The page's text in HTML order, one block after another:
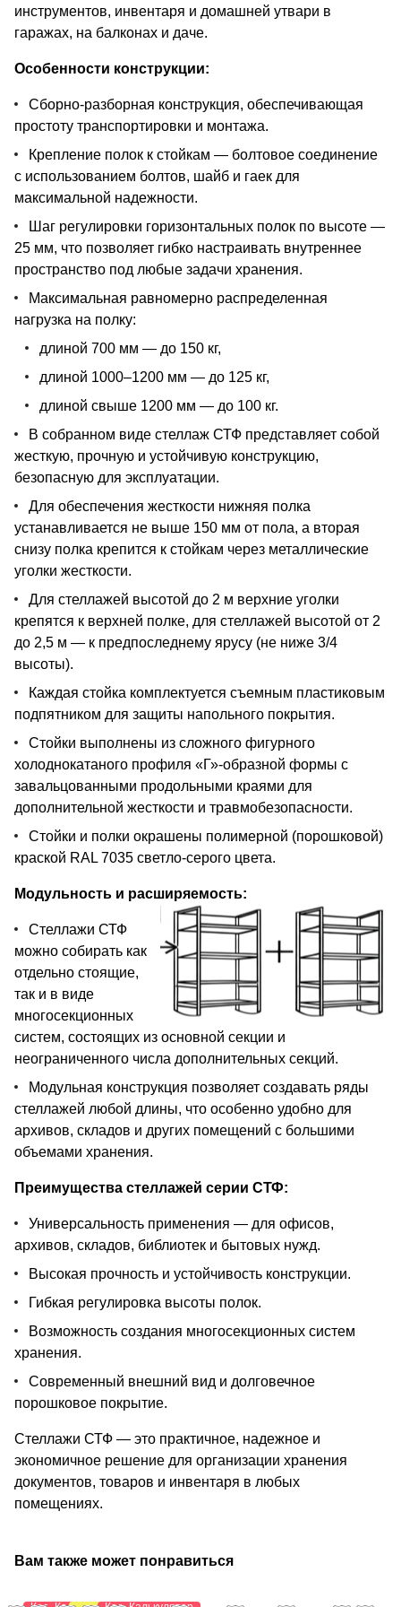
инструментов, инвентаря и домашней утвари в
гаражах, на балконах и даче.
Особенности конструкции:
Сборно-разборная конструкция, обеспечивающая
простоту транспортировки и монтажа.
Крепление полок к стойкам — болтовое соединение
с использованием болтов, шайб и гаек для
максимальной надежности.
Шаг регулировки горизонтальных полок по высоте —
25 мм, что позволяет гибко настраивать внутреннее
пространство под любые задачи хранения.
Максимальная равномерно распределенная
нагрузка на полку:
длиной 700 мм — до 150 кг,
длиной 1000–1200 мм — до 125 кг,
длиной свыше 1200 мм — до 100 кг.
В собранном виде стеллаж СТФ представляет собой
жесткую, прочную и устойчивую конструкцию,
безопасную для эксплуатации.
Для обеспечения жесткости нижняя полка
устанавливается не выше 150 мм от пола, а вторая
снизу полка крепится к стойкам через металлические
уголки жесткости.
Для стеллажей высотой до 2 м верхние уголки
крепятся к верхней полке, для стеллажей высотой от 2
до 2,5 м — к предпоследнему ярусу (не ниже 3/4
высоты).
Каждая стойка комплектуется съемным пластиковым
подпятником для защиты напольного покрытия.
Стойки выполнены из сложного фигурного
холоднокатаного профиля «Г»-образной формы с
завальцованными продольными краями для
дополнительной жесткости и травмобезопасности.
Стойки и полки окрашены полимерной (порошковой)
краской RAL 7035 светло-серого цвета.
Модульность и расширяемость:
Стеллажи СТФ
можно собирать как
отдельно стоящие,
так и в виде
многосекционных
систем, состоящих из основной секции и
неограниченного числа дополнительных секций.
Модульная конструкция позволяет создавать ряды
стеллажей любой длины, что особенно удобно для
архивов, складов и других помещений с большими
объемами хранения.
Преимущества стеллажей серии СТФ:
Универсальность применения — для офисов,
архивов, складов, библиотек и бытовых нужд.
Высокая прочность и устойчивость конструкции.
Гибкая регулировка высоты полок.
Возможность создания многосекционных систем
хранения.
Современный внешний вид и долговечное
порошковое покрытие.
Стеллажи СТФ — это практичное, надежное и
экономичное решение для организации хранения
документов, товаров и инвентаря в любых
помещениях.
Вам также может понравиться